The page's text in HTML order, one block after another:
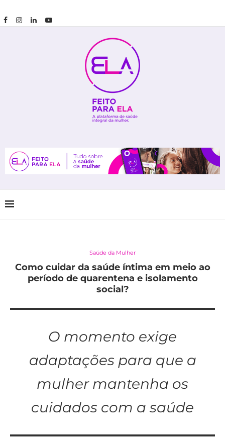
Saúde da Mulher
Como cuidar da saúde íntima em meio ao
período de quarentena e isolamento
social?
O momento exige
adaptações para que a
mulher mantenha os
cuidados com a saúde